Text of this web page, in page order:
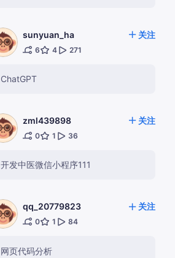
sunyuan_ha 关注
6 4 271
ChatGPT
zml439898 关注
0 1 36
开发中医微信小程序111
qq_20779823 关注
0 1 84
网页代码分析